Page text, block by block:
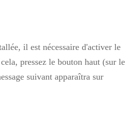
il est nécessaire d'activer le
pressez le bouton haut (sur le
suivant apparaîtra sur